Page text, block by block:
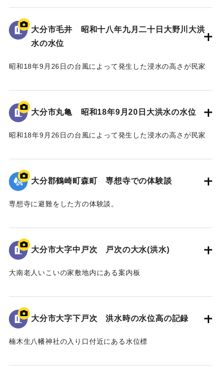
水位は看板の上にある水平の棒の位置であり、地面から3.5 m
の高さがある。
｜固有コード:00481082
大分市毛井 昭和十八年九月二十日大野川大洪
水の水位
昭和18年9月26日の台風によって発生した浸水の高さが民家
水位は地面から3.5 mの位置に示されている。
｜固有コード:00481081
大分市丸亀 昭和18年9月20日大洪水の水位
昭和18年9月26日の台風によって発生した浸水の高さが民家
れている。
｜固有コード:00481080
大分郡鶴崎町森町 専想寺での体験談
専想寺に避難をした方の体験談。
流されてきた家が境内のムクノキに引っかかった。
翌日の昼頃には水が引いていた。
大分市大字中戸次 戸次の大水(洪水)
大南老人いこいの家敷地内にある案内板
の詳細が示されている。水位は現在の地面より2.2ｍ。
倒壊家屋30戸、死者11名を出す大惨事であった。
地域住民の交流の場に設置されており、過去の災害について
大分市大字下戸次 洪水時の水位高の記録
楠木生八幡神社の入り口付近にある水位標
録されている。水位は標高14.307ｍに到達した。